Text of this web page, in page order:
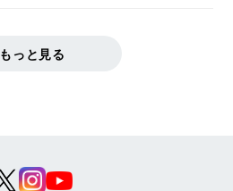
もっと見る